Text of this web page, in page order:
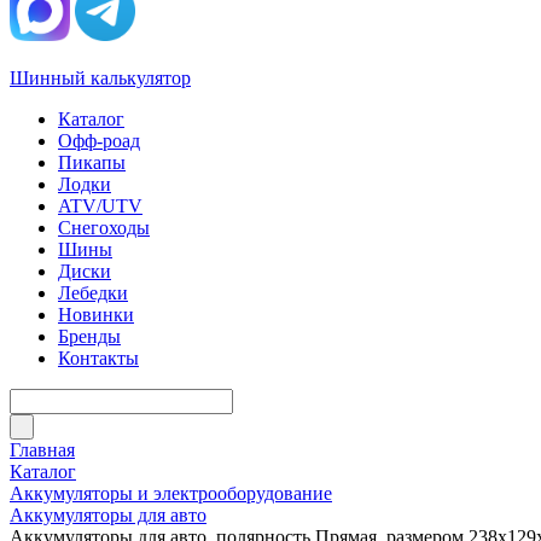
Шинный калькулятор
Каталог
Офф-роад
Пикапы
Лодки
ATV/UTV
Снегоходы
Шины
Диски
Лебедки
Новинки
Бренды
Контакты
Главная
Каталог
Аккумуляторы и электрооборудование
Аккумуляторы для авто
Аккумуляторы для авто, полярность Прямая, размером